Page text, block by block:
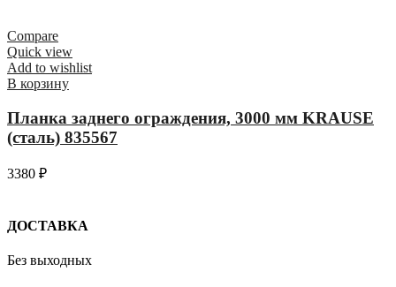
Compare
Quick view
Add to wishlist
В корзину
Планка заднего ограждения, 3000 мм KRAUSE
(сталь) 835567
3380 ₽
ДОСТАВКА
Без выходных